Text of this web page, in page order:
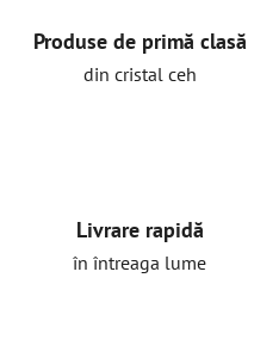
Produse de primă clasă
din cristal ceh
Livrare rapidă
în întreaga lume